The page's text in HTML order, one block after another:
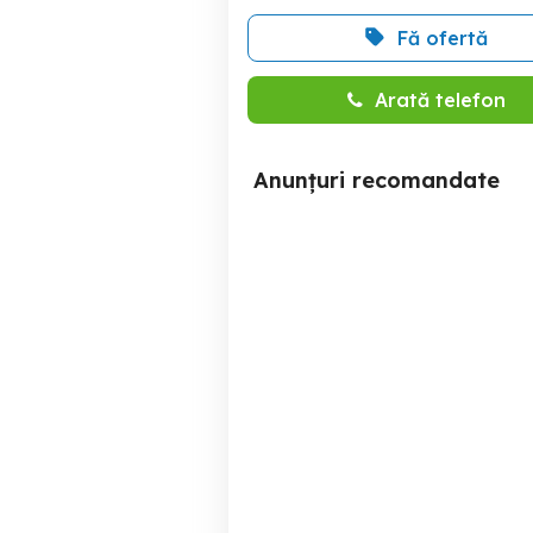
Fă ofertă
Arată telefon
Anunțuri recomandate